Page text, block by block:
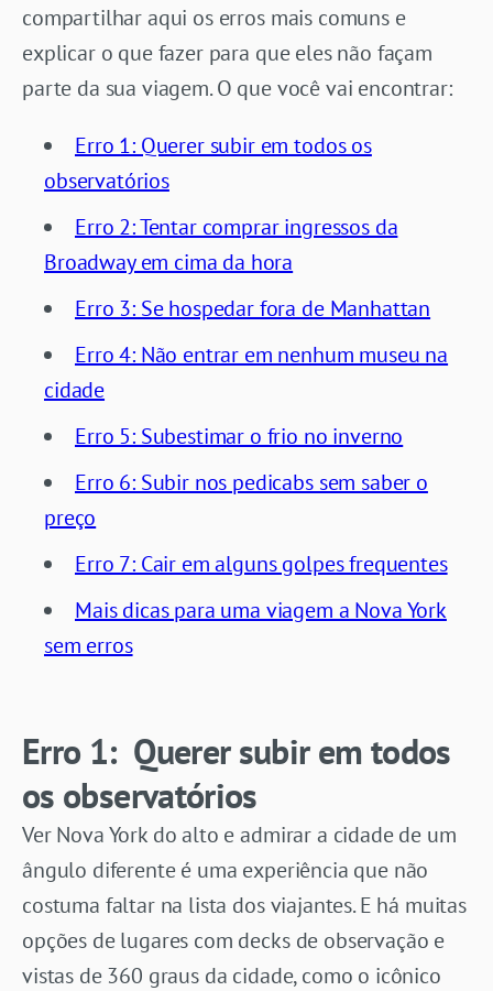
compartilhar aqui os erros mais comuns e
explicar o que fazer para que eles não façam
parte da sua viagem. O que você vai encontrar:
Erro 1: Querer subir em todos os
observatórios
Erro 2: Tentar comprar ingressos da
Broadway em cima da hora
Erro 3: Se hospedar fora de Manhattan
Erro 4: Não entrar em nenhum museu na
cidade
Erro 5: Subestimar o frio no inverno
Erro 6: Subir nos pedicabs sem saber o
preço
Erro 7: Cair em alguns golpes frequentes
Mais dicas para uma viagem a Nova York
sem erros
Erro 1: Querer subir em todos
os observatórios
Ver Nova York do alto e admirar a cidade de um
ângulo diferente é uma experiência que não
costuma faltar na lista dos viajantes. E há muitas
opções de lugares com decks de observação e
vistas de 360 graus da cidade, como o icônico